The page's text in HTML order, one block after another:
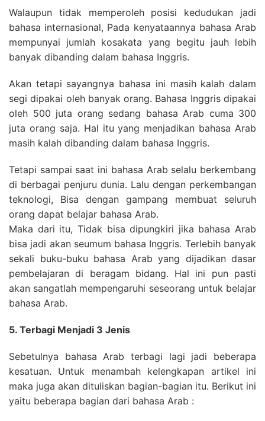
Walaupun tidak memperoleh posisi kedudukan jadi
bahasa internasional, Pada kenyataannya bahasa Arab
mempunyai jumlah kosakata yang begitu jauh lebih
banyak dibanding dalam bahasa Inggris.
Akan tetapi sayangnya bahasa ini masih kalah dalam
segi dipakai oleh banyak orang. Bahasa Inggris dipakai
oleh 500 juta orang sedang bahasa Arab cuma 300
juta orang saja. Hal itu yang menjadikan bahasa Arab
masih kalah dibanding dalam bahasa Inggris.
Tetapi sampai saat ini bahasa Arab selalu berkembang
di berbagai penjuru dunia. Lalu dengan perkembangan
teknologi, Bisa dengan gampang membuat seluruh
orang dapat belajar bahasa Arab.
Maka dari itu, Tidak bisa dipungkiri jika bahasa Arab
bisa jadi akan seumum bahasa Inggris. Terlebih banyak
sekali buku-buku bahasa Arab yang dijadikan dasar
pembelajaran di beragam bidang. Hal ini pun pasti
akan sangatlah mempengaruhi seseorang untuk belajar
bahasa Arab.
5. Terbagi Menjadi 3 Jenis
Sebetulnya bahasa Arab terbagi lagi jadi beberapa
kesatuan. Untuk menambah kelengkapan artikel ini
maka juga akan dituliskan bagian-bagian itu. Berikut ini
yaitu beberapa bagian dari bahasa Arab :